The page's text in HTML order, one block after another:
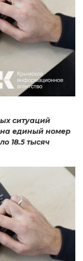
ситуаций
на единый номер
18.5 тысяч